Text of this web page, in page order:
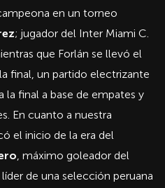
en un torneo
; jugador del Inter Miami C.
que Forlán se llevó el
final, un partido electrizante
la final a base de empates y
En cuanto a nuestra
el inicio de la era del
, máximo goleador del
de una selección peruana